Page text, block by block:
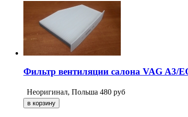
Фильтр вентиляции салона VAG A3/
Неоригинал, Польша 480 руб